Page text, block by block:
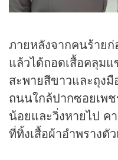
ภายหลังจากคนร้าย
แล้วได้ถอดเสื้อคลุมแ
สะพายสีขาวและถุง
ถนนใกล้ปากซอยเพช
น้อยและวิ่งหายไป ค
ที่ทิ้งเสื้อผ้าอำพราง